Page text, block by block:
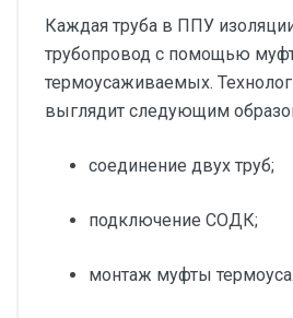
Каждая труба в ППУ
трубопровод с помощью
термоусаживаемых.
выглядит следующим
соединение двух труб;
подключение СОДК;
монтаж муфты